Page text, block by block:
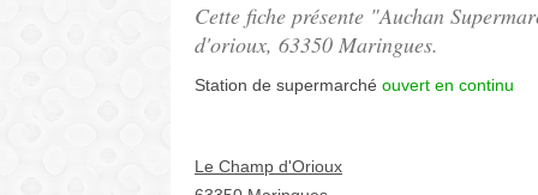
Cette fiche présente "Auchan
d'orioux, 63350 Maringues.
Station de supermarché ouvert en continu
Le Champ d'Orioux